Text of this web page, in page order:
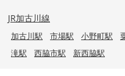
JR加古川線
加古川駅 市場駅 小野町駅
滝駅
西脇市駅 新西脇駅